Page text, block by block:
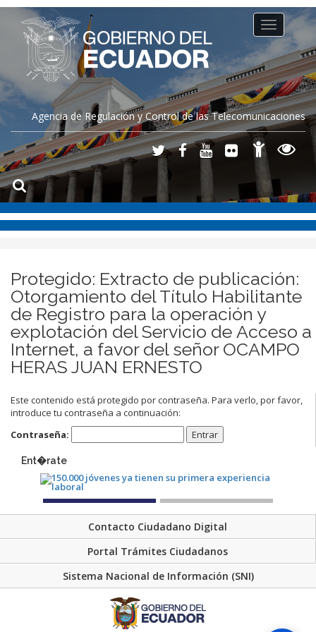
Agencia de Regulación y Control de las Telecomunicaciones
Toggle
navigation
Protegido: Extracto de publicación:
Otorgamiento del Título Habilitante
de Registro para la operación y
explotación del Servicio de Acceso a
Internet, a favor del señor OCAMPO
HERAS JUAN ERNESTO
Este contenido está protegido por contraseña. Para verlo, por favor,
introduce tu contraseña a continuación:
Contraseña:
Ent�rate
Contacto Ciudadano Digital
Portal Trámites Ciudadanos
Sistema Nacional de Información (SNI)